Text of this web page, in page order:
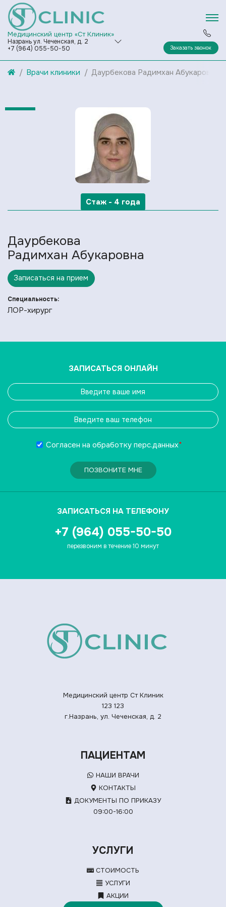
Медицинский центр «Ст Клиник»
Назрань ул. Чеченская, д. 2
+7 (964) 055-50-50
Заказать звонок
Врачи клиники Даурбекова Радимхан Абукаровна
Стаж - 4 года
Даурбекова
Радимхан Абукаровна
Записаться на прием
Специальность:
ЛОР-хирург
ЗАПИСАТЬСЯ ОНЛАЙН
Согласен на обработку перс.данных*
ПОЗВОНИТЕ МНЕ
ЗАПИСАТЬСЯ НА ТЕЛЕФОНУ
+7 (964) 055-50-50
перезвоним в течение 10 минут
Медицинский центр Ст Клиник
123 123
г.Назрань, ул. Чеченская, д. 2
ПАЦИЕНТАМ
НАШИ ВРАЧИ
КОНТАКТЫ
ДОКУМЕНТЫ ПО ПРИКАЗУ
09:00-16:00
УСЛУГИ
СТОИМОСТЬ
УСЛУГИ
АКЦИИ